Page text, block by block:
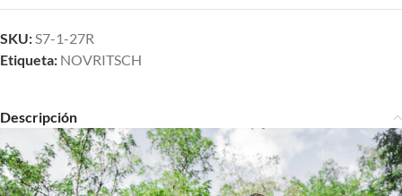
SKU:S7-1-27R
Etiqueta: NOVRITSCH
Descripción